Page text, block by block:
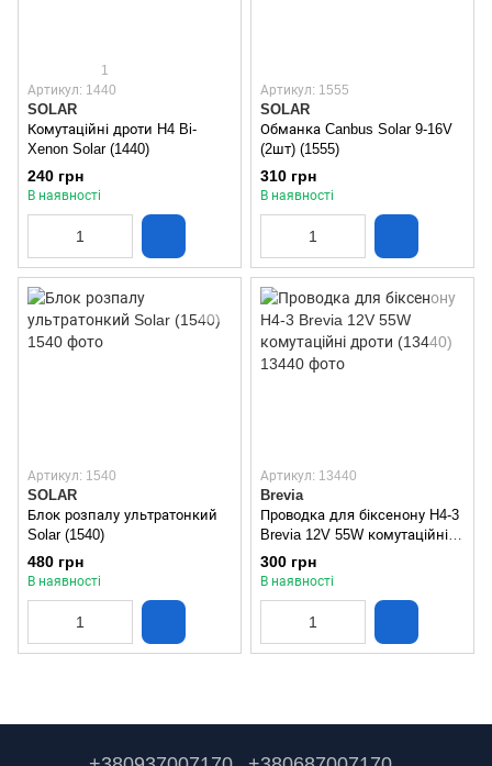
1
Артикул: 1440
SOLAR
Комутаційні дроти H4 Bi-
Xenon Solar (1440)
240 грн
В наявності
Артикул: 1555
SOLAR
Обманка Canbus Solar 9-16V
(2шт) (1555)
310 грн
В наявності
Артикул: 1540
SOLAR
Блок розпалу ультратонкий
Solar (1540)
480 грн
В наявності
Артикул: 13440
Brevia
Проводка для біксенону H4-3
Brevia 12V 55W комутаційні
дроти (13440)
300 грн
В наявності